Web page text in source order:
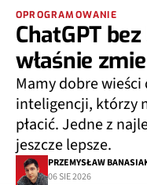
OPROGRAMOWANIE
ChatGPT
właśnie
Mamy dobre
inteligencji, którzy
płacić. Jedne z
jeszcze lepsze.
PRZEMYSŁAW
06 SIE 2026